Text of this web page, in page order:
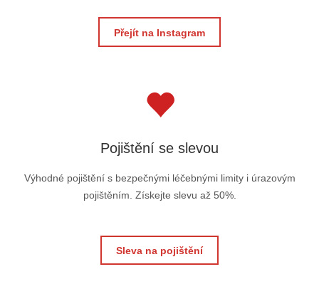
Přejít na Instagram
Pojištění se slevou
Výhodné pojištění s bezpečnými léčebnými limity i úrazovým
pojištěním. Získejte slevu až 50%.
Sleva na pojištění